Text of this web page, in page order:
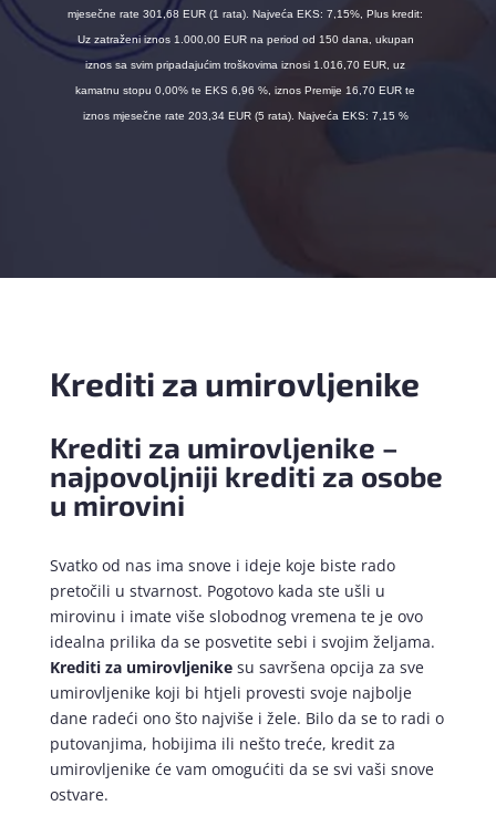
mjesečne rate 301,68 EUR (1 rata). Najveća EKS: 7,15%, Plus kredit:
Uz zatraženi iznos 1.000,00 EUR na period od 150 dana, ukupan
iznos sa svim pripadajućim troškovima iznosi 1.016,70 EUR, uz
kamatnu stopu 0,00% te EKS 6,96 %, iznos Premije 16,70 EUR te
iznos mjesečne rate 203,34 EUR (5 rata). Najveća EKS: 7,15 %
Krediti za umirovljenike
Krediti za umirovljenike –
najpovoljniji krediti za osobe
u mirovini
Svatko od nas ima snove i ideje koje biste rado
pretočili u stvarnost. Pogotovo kada ste ušli u
mirovinu i imate više slobodnog vremena te je ovo
idealna prilika da se posvetite sebi i svojim željama.
Krediti za umirovljenikesu savršena opcija za sve
umirovljenike koji bi htjeli provesti svoje najbolje
dane radeći ono što najviše i žele. Bilo da se to radi o
putovanjima, hobijima ili nešto treće, kredit za
umirovljenike će vam omogućiti da se svi vaši snove
ostvare.